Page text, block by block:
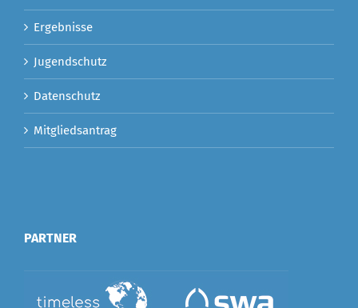
Ergebnisse
Jugendschutz
Datenschutz
Mitgliedsantrag
PARTNER